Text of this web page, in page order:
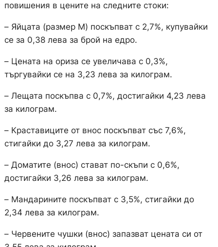
повишения в цените на следните стоки:
– Яйцата (размер М) поскъпват с 2,7%, купувайки
се за 0,38 лева за брой на едро.
– Цената на ориза се увеличава с 0,3%,
търгувайки се на 3,23 лева за килограм.
– Лещата поскъпва с 0,7%, достигайки 4,23 лева
за килограм.
– Краставиците от внос поскъпват със 7,6%,
стигайки до 3,27 лева за килограм.
– Доматите (внос) стават по-скъпи с 0,6%,
достигайки 3,26 лева за килограм.
– Мандарините поскъпват с 3,5%, стигайки до
2,34 лева за килограм.
– Червените чушки (внос) запазват цената си от